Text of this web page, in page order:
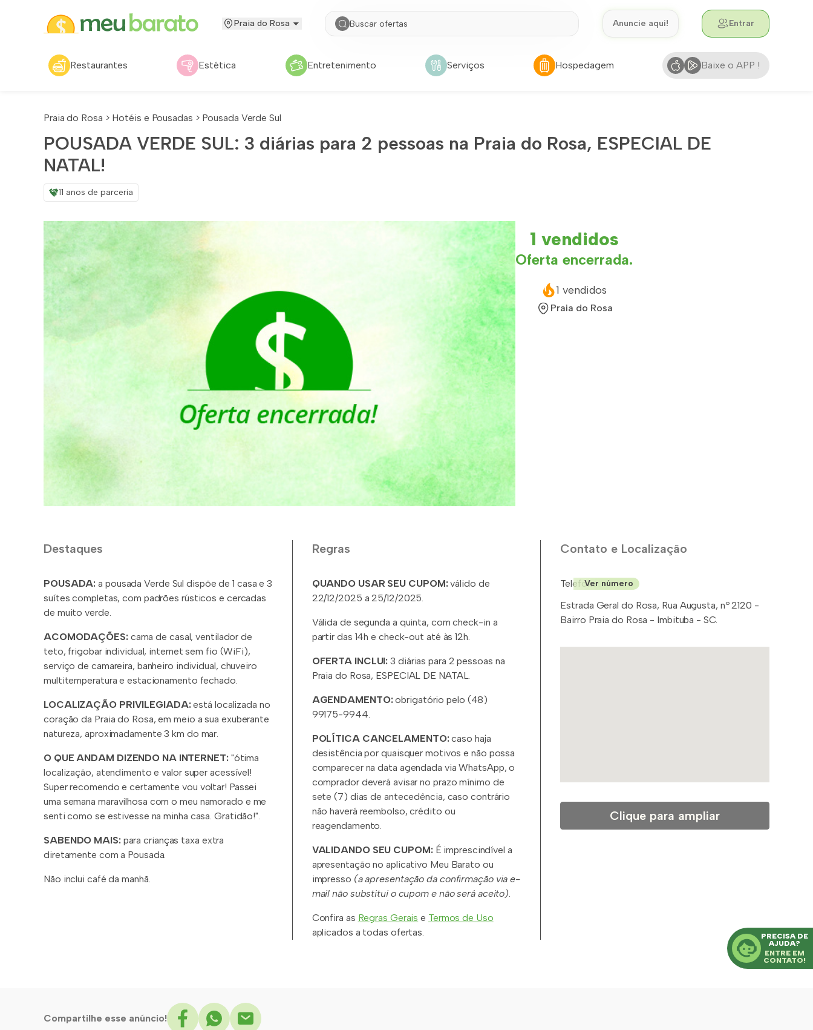
Praia do Rosa Anuncie aqui! Entrar
Restaurantes Estética Entretenimento Serviços Hospedagem Baixe o APP !
Praia do Rosa > Hotéis e Pousadas > Pousada Verde Sul
POUSADA VERDE SUL: 3 diárias para 2 pessoas na Praia do Rosa, ESPECIAL DE
NATAL!
11 anos de parceria
1 vendidos
Oferta encerrada.
1 vendidos
Praia do Rosa
Destaques
POUSADA: a pousada Verde Sul dispõe de 1 casa e 3
suítes completas, com padrões rústicos e cercadas
de muito verde.
ACOMODAÇÕES:cama de casal, ventilador de
teto, frigobar individual, internet sem fio (WiFi),
serviço de camareira, banheiro individual, chuveiro
multitemperatura e estacionamento fechado.
LOCALIZAÇÃO PRIVILEGIADA:está localizada no
coração da Praia do Rosa, em meio a sua exuberante
natureza, aproximadamente 3 km do mar.
O QUE ANDAM DIZENDO NA INTERNET:"ótima
localização, atendimento e valor super acessível!
Super recomendo e certamente vou voltar! Passei
uma semana maravilhosa com o meu namorado e me
senti como se estivesse na minha casa. Gratidão!".
SABENDO MAIS:para crianças taxa extra
diretamente com a Pousada.
Não inclui café da manhã.
Regras
QUANDO USAR SEU CUPOM:válido de
22/12/2025 a 25/12/2025.
Válida de segunda a quinta, com check-in a
partir das 14h e check-out até às 12h.
OFERTA INCLUI: 3 diárias para 2 pessoas na
Praia do Rosa, ESPECIAL DE NATAL.
AGENDAMENTO:obrigatório pelo (48)
99175-9944.
POLÍTICA CANCELAMENTO:caso haja
desistência por quaisquer motivos e não possa
comparecer na data agendada via WhatsApp, o
comprador deverá avisar no prazo mínimo de
sete (7) dias de antecedência, caso contrário
não haverá reembolso, crédito ou
reagendamento.
VALIDANDO SEU CUPOM:É imprescindível a
apresentação no aplicativo Meu Barato ou
impresso (a apresentação da confirmação via e-
mail não substitui o cupom e não será aceito).
Confira as Regras Gerais e Termos de Uso
aplicados a todas ofertas.
Contato e Localização
Telefones: (48)
Ver número
Estrada Geral do Rosa, Rua Augusta, nº 2120 -
Bairro Praia do Rosa - Imbituba - SC.
Clique para ampliar
Compartilhe esse anúncio!
PRECISA DE
AJUDA?
ENTRE EM
CONTATO!